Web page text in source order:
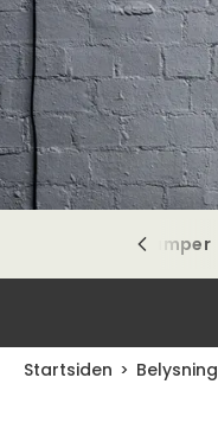
Loftlamper
Startsiden Belysning